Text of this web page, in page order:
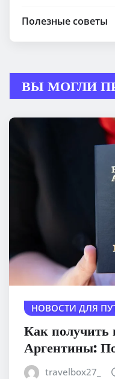
Полезные советы
ВЫ МОГЛИ
НОВОСТИ ДЛЯ
Как получить
Аргентины:
travelbox27_